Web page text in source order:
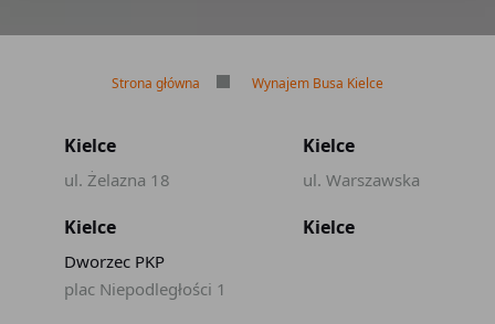
Strona główna Wynajem Busa Kielce
Kielce
ul. Żelazna 18
Kielce
ul. Warszawska
Kielce
Dworzec PKP
plac Niepodległości 1
Kielce
dotyczące Twoich uprawnień, zawarte są w naszej